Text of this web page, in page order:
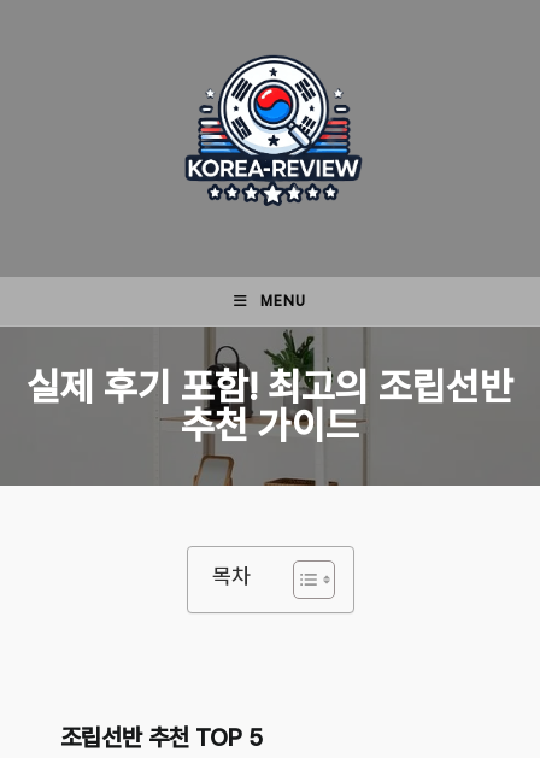
MENU
실제 후기 포함! 최고의 조립선반
추천 가이드
목차
조립선반 추천 TOP 5